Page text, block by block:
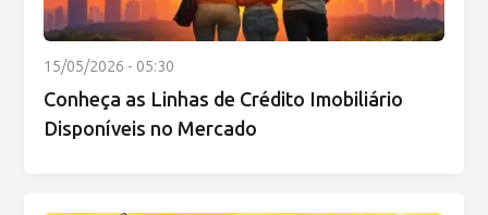
15/05/2026 - 05:30
Conheça as Linhas de Crédito Imobiliário
Disponíveis no Mercado